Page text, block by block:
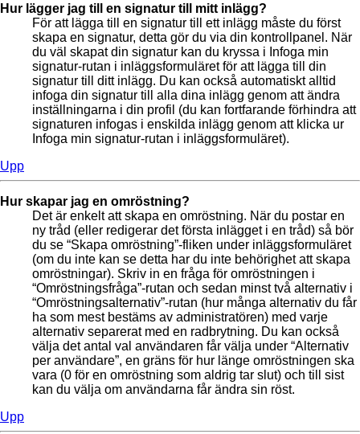
Hur lägger jag till en signatur till mitt inlägg?
För att lägga till en signatur till ett inlägg måste du först
skapa en signatur, detta gör du via din kontrollpanel. När
du väl skapat din signatur kan du kryssa i Infoga min
signatur-rutan i inläggsformuläret för att lägga till din
signatur till ditt inlägg. Du kan också automatiskt alltid
infoga din signatur till alla dina inlägg genom att ändra
inställningarna i din profil (du kan fortfarande förhindra att
signaturen infogas i enskilda inlägg genom att klicka ur
Infoga min signatur-rutan i inläggsformuläret).
Upp
Hur skapar jag en omröstning?
Det är enkelt att skapa en omröstning. När du postar en
ny tråd (eller redigerar det första inlägget i en tråd) så bör
du se “Skapa omröstning”-fliken under inläggsformuläret
(om du inte kan se detta har du inte behörighet att skapa
omröstningar). Skriv in en fråga för omröstningen i
“Omröstningsfråga”-rutan och sedan minst två alternativ i
“Omröstningsalternativ”-rutan (hur många alternativ du får
ha som mest bestäms av administratören) med varje
alternativ separerat med en radbrytning. Du kan också
välja det antal val användaren får välja under “Alternativ
per användare”, en gräns för hur länge omröstningen ska
vara (0 för en omröstning som aldrig tar slut) och till sist
kan du välja om användarna får ändra sin röst.
Upp